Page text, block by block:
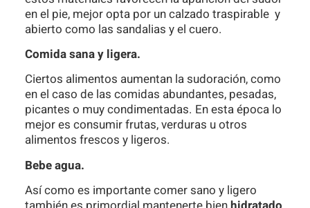
en el pie, mejor opta por un calzado traspirable y
abierto como las sandalias y el cuero.
Comida sana y ligera.
Ciertos alimentos aumentan la sudoración, como
en el caso de las comidas abundantes, pesadas,
picantes o muy condimentadas. En esta época lo
mejor es consumir frutas, verduras u otros
alimentos frescos y ligeros.
Bebe agua.
Así como es importante comer sano y ligero